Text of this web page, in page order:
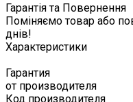
Гарантія та Повернення
Поміняємо товар або
днів!
Характеристики
Гарантия
от производителя
Код производителя